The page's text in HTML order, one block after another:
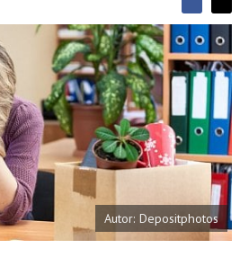
S
d
í
l
e
t
S
í
l
e
j
t
e
n
a
F
a
b
o
o
k
í
l
e
n
a
s
í
t
i
X
Autor: Depositphotos